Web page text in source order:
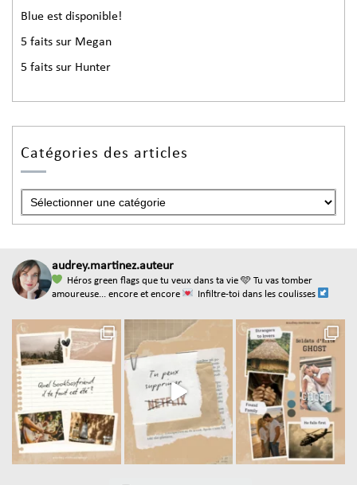
Blue est disponible!
5 faits sur Megan
5 faits sur Hunter
Catégories des articles
audrey.martinez.auteur
Héros green flags que tu veux dans ta vie 🩵 Tu vas tomber
amoureuse... encore et encore
Infiltre-toi dans les coulisses